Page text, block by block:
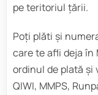
pe teritoriul țării.
Poți plăti și
care te afli deja în
ordinul de plată și
QIWI, MMPS,